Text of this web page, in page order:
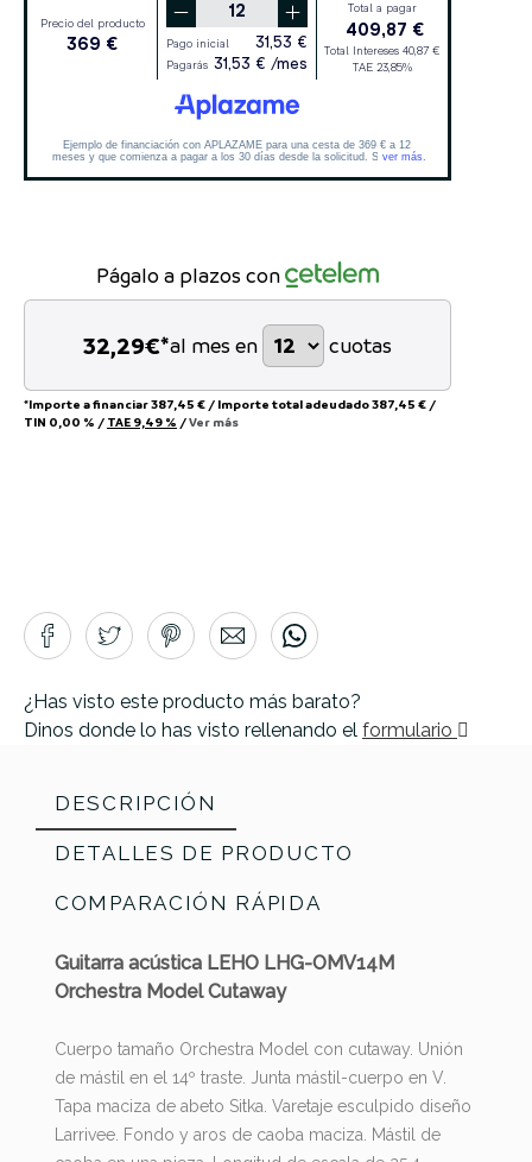
Págalo a plazos con
32,29€*al mes en cuotas
*Importe a financiar387,45 € / Importe total adeudado387,45 € /
TIN 0,00 % / TAE 9,49 % /Ver más
¿Has visto este producto más barato?
Dinos donde lo has visto rellenando el formulario
DESCRIPCIÓN
DETALLES DE PRODUCTO
COMPARACIÓN RÁPIDA
Guitarra acústica LEHO LHG-OMV14M
Orchestra Model Cutaway
Cuerpo tamaño Orchestra Model con cutaway. Unión
de mástil en el 14º traste. Junta mástil-cuerpo en V.
Tapa maciza de abeto Sitka. Varetaje esculpido diseño
Larrivee. Fondo y aros de caoba maciza. Mástil de
Sigma Sigma